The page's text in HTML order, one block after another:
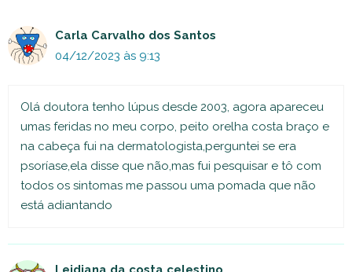
Carla Carvalho dos Santos
04/12/2023 às 9:13
Olá doutora tenho lúpus desde 2003, agora apareceu
umas feridas no meu corpo, peito orelha costa braço e
na cabeça fui na dermatologista,perguntei se era
psoríase,ela disse que não,mas fui pesquisar e tô com
todos os sintomas me passou uma pomada que não
está adiantando